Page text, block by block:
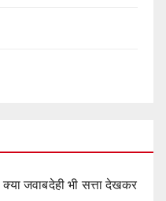
जवाबदेही भी सत्ता देखकर